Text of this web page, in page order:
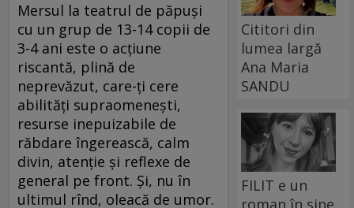
Mersul la teatrul de păpuşi
cu un grup de 13-14 copii de
3-4 ani este o acţiune
riscantă, plină de
neprevăzut, care-ţi cere
abilităţi supraomeneşti,
resurse inepuizabile de
răbdare îngerească, calm
divin, atenţie şi reflexe de
general pe front. Şi, nu în
ultimul rînd, oleacă de umor.
Cititori din
lumea largă
Ana Maria
SANDU
FILIT e un
roman în sine...